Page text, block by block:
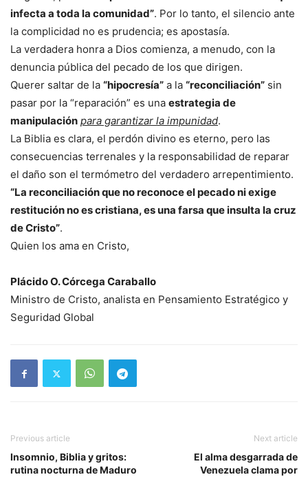
infecta a toda la comunidad”. Por lo tanto, el silencio ante
la complicidad no es prudencia; es apostasía.
La verdadera honra a Dios comienza, a menudo, con la
denuncia pública del pecado de los que dirigen.
Querer saltar de la “hipocresía” a la “reconciliación” sin
pasar por la “reparación” es una estrategia de
manipulación para garantizar la impunidad.
La Biblia es clara, el perdón divino es eterno, pero las
consecuencias terrenales y la responsabilidad de reparar
el daño son el termómetro del verdadero arrepentimiento.
“La reconciliación que no reconoce el pecado ni exige
restitución no es cristiana, es una farsa que insulta la cruz
de Cristo”.
Quien los ama en Cristo,
Plácido O. Córcega Caraballo
Ministro de Cristo, analista en Pensamiento Estratégico y
Seguridad Global
Previous article
Insomnio, Biblia y gritos:
rutina nocturna de Maduro
Next article
El alma desgarrada de
Venezuela clama por